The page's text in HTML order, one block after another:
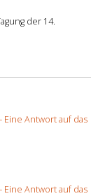
der 14.
Eine Antwort auf das
Eine Antwort auf das